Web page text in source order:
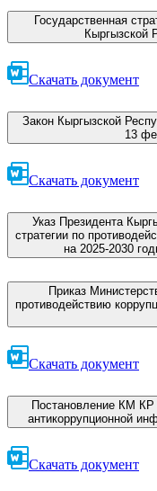
Государственная стратегия по противодействию
Скачать документ
Закон Кыргызской
13
Скачать документ
Указ Президента
стратегии по
на 2025-2030
Приказ
противодействию
Скачать документ
Постановление КМ КР
антикоррупционной
Скачать документ